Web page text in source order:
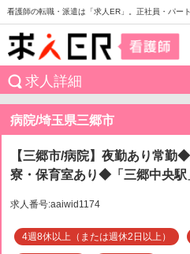
看護師の転職・派遣は「求人ER」。正社員・パー
求人詳細
病院/埼玉県三郷市
【三郷市/病院】夜勤あり常勤
寮・保育室あり◆「三郷中央駅
求人番号:aaiwid1174
4週8休以上（または週休2日以上）